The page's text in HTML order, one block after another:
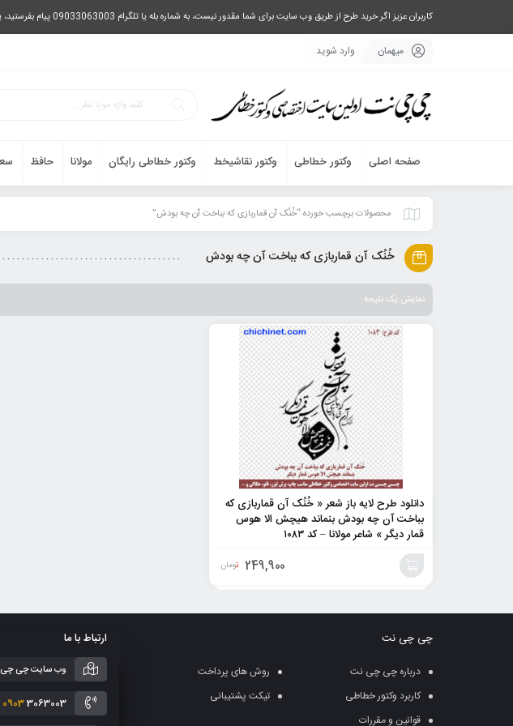
کاربران عزیز اگر خرید طرح از طریق وب سایت برای شما مقدور نیست، به شماره بله یا تلگرام 09033063003 پیام بفرستید، یا تماس بگیرید و طرح مورد نظر خود را دریافت نمایید.
میهمان وارد شوید
صفحه اصلی وکتور خطاطی وکتور نقاشیخط وکتور خطاطی رایگان مولانا حافظ
محصولات برچسب خورده “خُنُک آن قماربازی که بباخت آن چه بودش”
خُنُک آن قماربازی که بباخت آن چه بودش
نمایش یک نتیجه
دانلود طرح لایه باز شعر « خُنُک آن قماربازی که
بباخت آن چه بودش بنماند هیچش الا هوس
قمار دیگر » شاعر مولانا – کد ۱۰۸۳
249,900 تومان
چی چی نت
درباره چی چی نت
روش های پرداخت
کاربرد وکتور خطاطی
تیکت پشتیبانی
قوانین و مقررات
ارتباط با ما
وب سایت چی
09033063003 تلگرام و تماس در صورت لزوم